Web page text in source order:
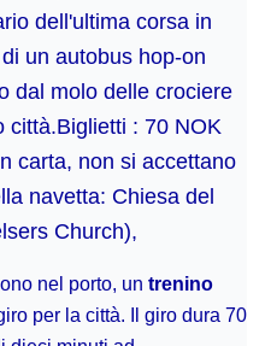
dell'ultima corsa in
un autobus hop-on
dal molo delle crociere
città.Biglietti : 70 NOK
carta, non si accettano
navetta: Chiesa del
Church),
nel porto, un trenino
per la città.
Il giro dura 70